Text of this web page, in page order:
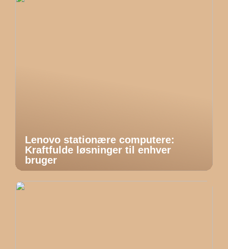
Lenovo stationære computere:
Kraftfulde løsninger til enhver
bruger